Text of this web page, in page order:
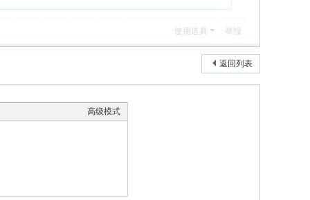
使用道具 举报
返回列表
高级模式